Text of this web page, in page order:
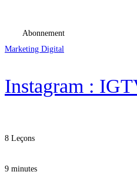
Abonnement
Marketing Digital
Instagram :
8 Leçons
9 minutes